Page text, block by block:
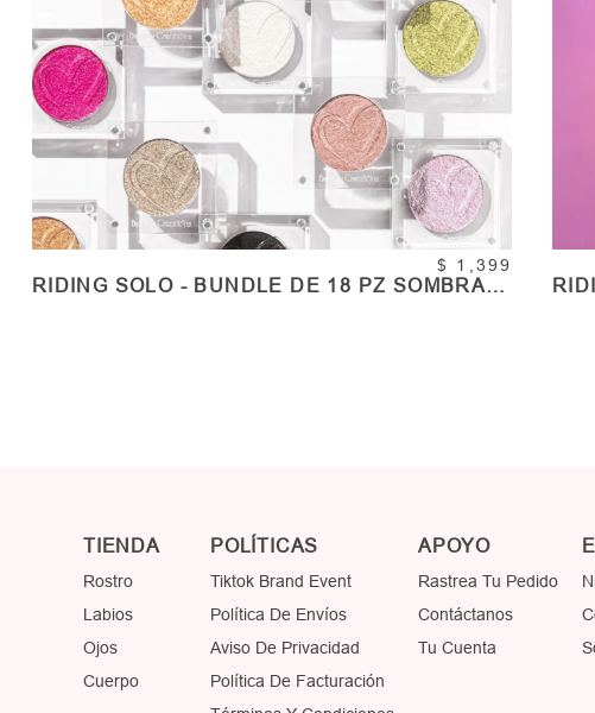
$ 1,399
RIDING SOLO - BUNDLE DE 18 PZ SOMBRAS
TIENDA
Rostro
Labios
Ojos
Cuerpo
POLÍTICAS
Tiktok Brand Event
Política De Envíos
Aviso De Privacidad
Política De Facturación
APOYO
Rastrea Tu Pedido
Contáctanos
Tu Cuenta